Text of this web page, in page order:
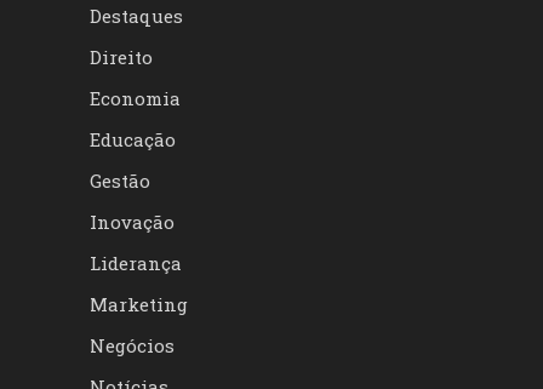
Destaques
Direito
Economia
Educação
Gestão
Inovação
Liderança
Marketing
Negócios